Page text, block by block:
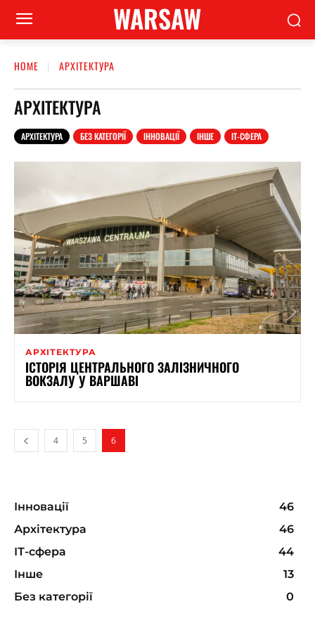
WARSAW
HOME АРХІТЕКТУРА
АРХІТЕКТУРА
АРХІТЕКТУРА БЕЗ КАТЕГОРІЇ ІННОВАЦІЇ ІНШЕ ІТ-СФЕРА
АРХІТЕКТУРА
ІСТОРІЯ ЦЕНТРАЛЬНОГО ЗАЛІЗНИЧНОГО
ВОКЗАЛУ У ВАРШАВІ
4 5 6
Інновації
46
Архітектура
46
ІТ-сфера
44
Інше
13
Без категорії
0